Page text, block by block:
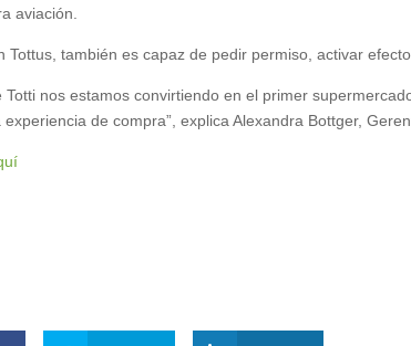
aviación.
Tottus, también es capaz de pedir permiso, activar
Totti nos estamos convirtiendo en el primer
de compra”, explica Alexandra Bottger,